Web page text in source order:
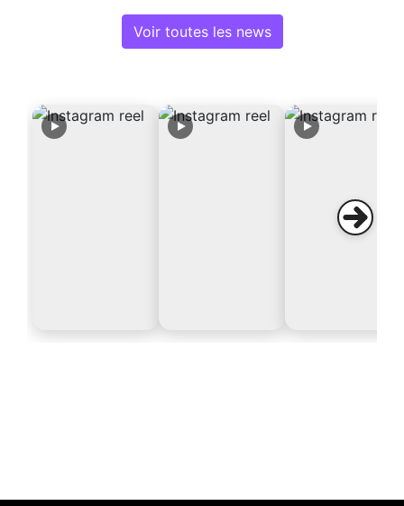
Voir toutes les news